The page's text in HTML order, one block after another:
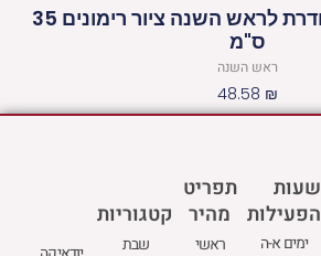
צלחת מלמין מהודרת לראש השנה ציור רימונים 35
ס"מ
ראש השנה
48.58 ₪
שעות
הפעילות
ימים א-ה
תפריט
מהיר
ראשי
קטגוריות
שבת